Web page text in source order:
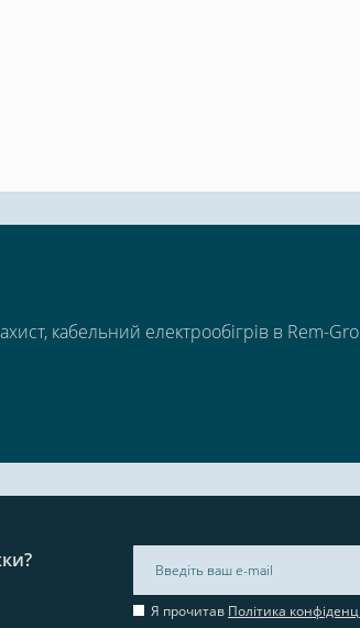
кабельний електрообігрів в Rem-
Я прочитав Політика